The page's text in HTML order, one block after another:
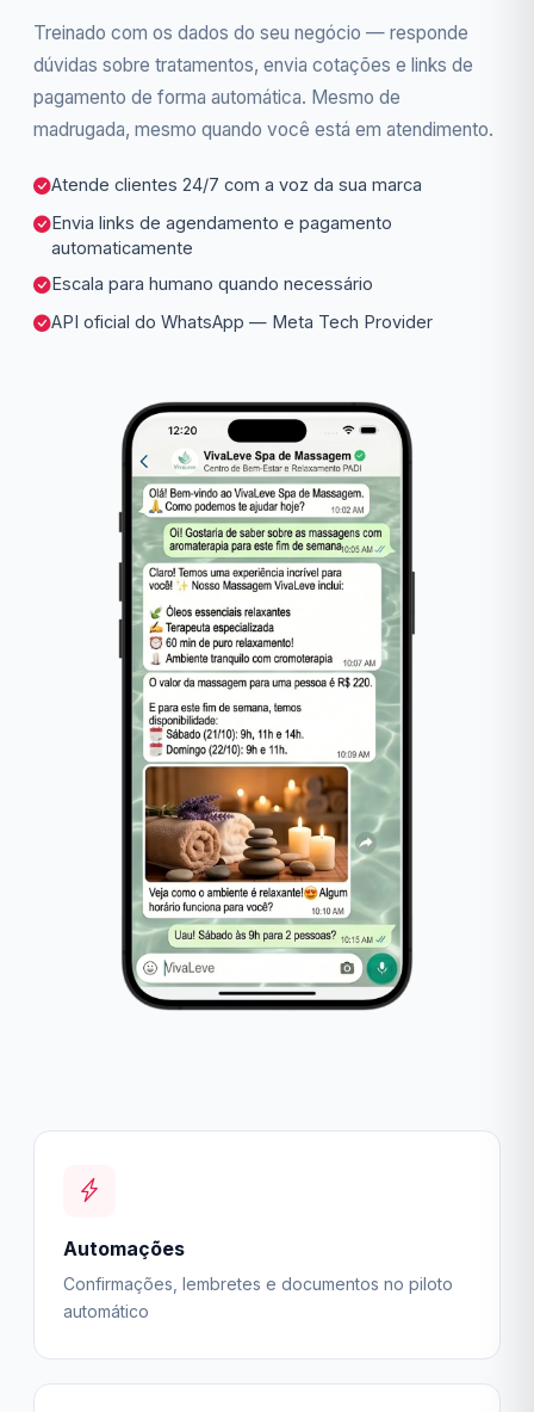
Treinado com os dados do seu negócio — responde
dúvidas sobre tratamentos, envia cotações e links de
pagamento de forma automática. Mesmo de
madrugada, mesmo quando você está em atendimento.
Atende clientes 24/7 com a voz da sua marca
Envia links de agendamento e pagamento
automaticamente
Escala para humano quando necessário
API oficial do WhatsApp — Meta Tech Provider
Automações
Confirmações, lembretes e documentos no piloto
automático